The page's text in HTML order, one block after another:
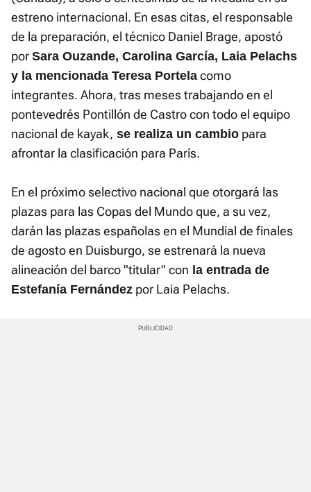
estreno internacional. En esas citas, el responsable
de la preparación, el técnico Daniel Brage, apostó
por Sara Ouzande, Carolina García, Laia Pelachs
y la mencionada Teresa Portela como
integrantes. Ahora, tras meses trabajando en el
pontevedrés Pontillón de Castro con todo el equipo
nacional de kayak, se realiza un cambio para
afrontar la clasificación para París.
En el próximo selectivo nacional que otorgará las
plazas para las Copas del Mundo que, a su vez,
darán las plazas españolas en el Mundial de finales
de agosto en Duisburgo, se estrenará la nueva
alineación del barco "titular" con la entrada de
Estefanía Fernández por Laia Pelachs.